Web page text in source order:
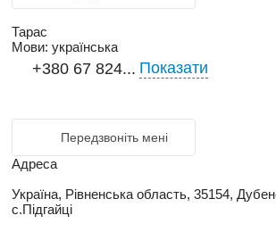
Тарас
Мови: українська
+380 67 824... Показати
Передзвоніть мені
Адреса
Україна, Рівненська область, 35154,
с.Підгайці